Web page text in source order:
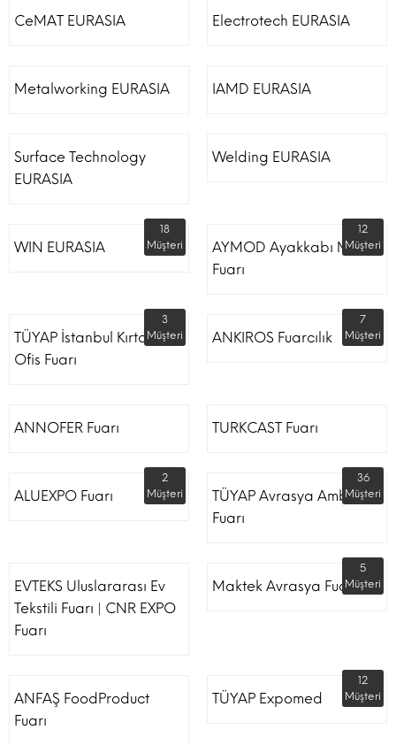
CeMAT EURASIA Electrotech EURASIA
Metalworking EURASIA IAMD EURASIA
Surface Technology
EURASIA
Welding EURASIA
WIN EURASIA
18
Müşteri
AYMOD Ayakkabı Moda
Fuarı
12
Müşteri
TÜYAP İstanbul Kırtasiye
Ofis Fuarı
3
Müşteri
ANKIROS Fuarcılık
7
Müşteri
ANNOFER Fuarı TURKCAST Fuarı
ALUEXPO Fuarı
2
Müşteri
TÜYAP Avrasya Ambalaj
Fuarı
36
Müşteri
EVTEKS Uluslararası Ev
Tekstili Fuarı | CNR EXPO
Fuarı
Maktek Avrasya Fuarı
5
Müşteri
ANFAŞ FoodProduct
Fuarı
TÜYAP Expomed
12
Müşteri